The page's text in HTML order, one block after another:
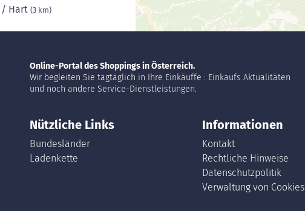
/ Hart (3 km)
Online-Portal des Shoppings in Österreich.
Wir begleiten Sie tagtäglich in Ihre Einkäuffe : Einkaufs Aktualitäten
und noch andere Service-Dienstleistungen.
Nützliche Links
Bundesländer
Ladenkette
Informationen
Kontakt
Rechtliche Hinweise
Datenschutzpolitik
Verwaltung von Cookies